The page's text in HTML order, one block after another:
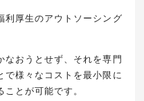
利厚生のアウトソーシング
なおうとせず、それを専門
で様々なコストを最小限に
とが可能です。